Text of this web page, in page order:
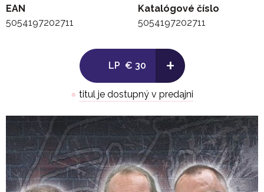
EAN
5054197202711
Katalógové číslo
5054197202711
LP € 30 +
● titul je dostupný v predajni